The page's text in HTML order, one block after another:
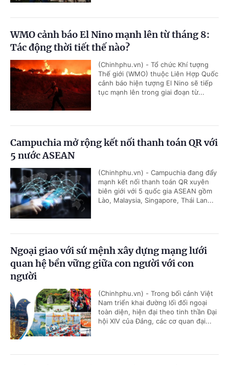
WMO cảnh báo El Nino mạnh lên từ tháng 8:
Tác động thời tiết thế nào?
(Chinhphu.vn) - Tổ chức Khí tượng
Thế giới (WMO) thuộc Liên Hợp Quốc
cảnh báo hiện tượng El Nino sẽ tiếp
tục mạnh lên trong giai đoạn từ...
Campuchia mở rộng kết nối thanh toán QR với
5 nước ASEAN
(Chinhphu.vn) - Campuchia đang đẩy
mạnh kết nối thanh toán QR xuyên
biên giới với 5 quốc gia ASEAN gồm
Lào, Malaysia, Singapore, Thái Lan...
Ngoại giao với sứ mệnh xây dựng mạng lưới
quan hệ bền vững giữa con người với con
người
(Chinhphu.vn) - Trong bối cảnh Việt
Nam triển khai đường lối đối ngoại
toàn diện, hiện đại theo tinh thần Đại
hội XIV của Đảng, các cơ quan đại...